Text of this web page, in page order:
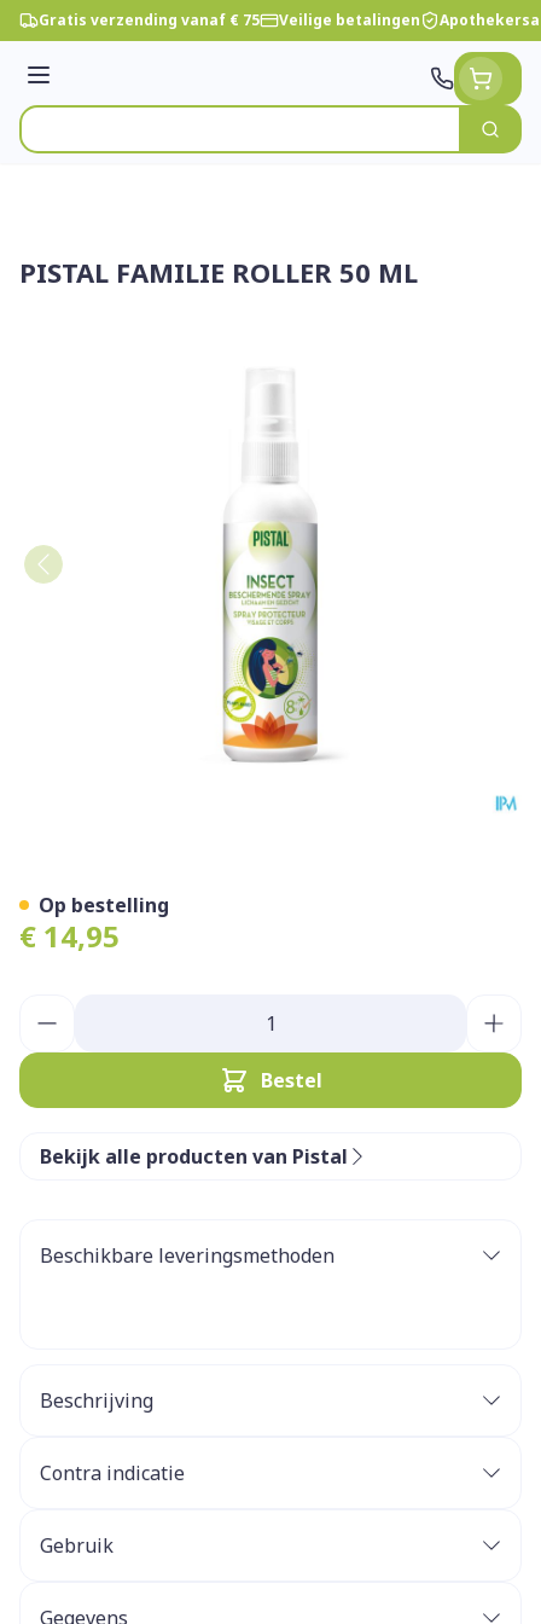
Ga naar de inhoud
Gratis verzending vanaf € 75 Veilige betalingen
Menu
Product, merk, categorie...
Zoek
PISTAL FAMILIE ROLLER 50 ML
€ 14,95
Bestel
Op bestelling
Bekijk alle producten van Pistal
Beschikbare leveringsmethoden
Beschrijving
Contra indicatie
Gebruik
Gegevens